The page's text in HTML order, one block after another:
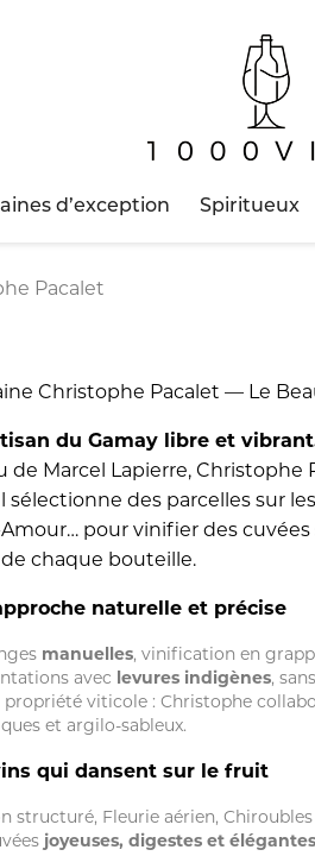
d’exception Spiritueux
Pacalet
Christophe Pacalet — Le
du Gamay libre et
de Marcel Lapierre, Christophe
sélectionne des parcelles sur
pour vinifier des cuvées
chaque bouteille.
naturelle et précise
manuelles, vinification en
avec levures indigènes,
propriété viticole : Christophe
et argilo-sableux.
qui dansent sur le fruit
structuré, Fleurie aérien,
joyeuses, digestes et élégantes